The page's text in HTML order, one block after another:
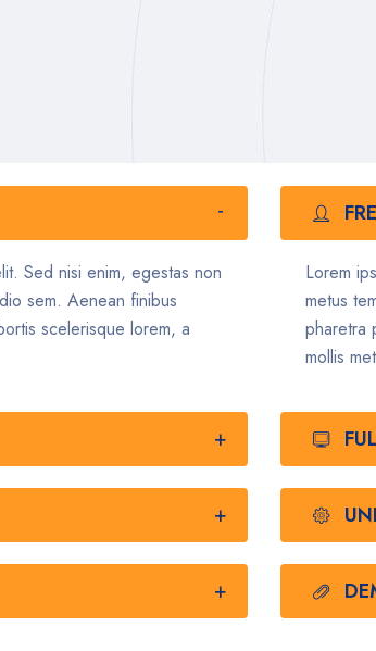
Sed nisi enim, egestas non
sem. Aenean finibus
scelerisque lorem, a
Lorem
metus
pharetra
mollis